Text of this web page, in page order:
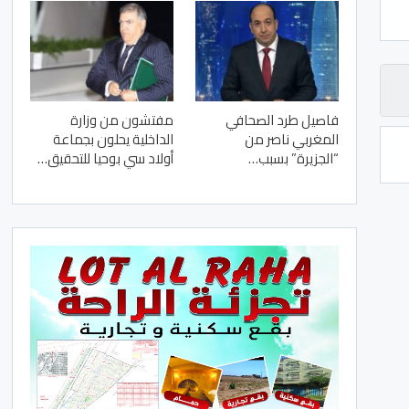
فاصيل طرد الصحافي
المغربي ناصر من
“الجزيرة” بسبب…
مفتشون من وزارة
الداخلية يحلون بجماعة
أولاد سي بوحيا للتحقيق…